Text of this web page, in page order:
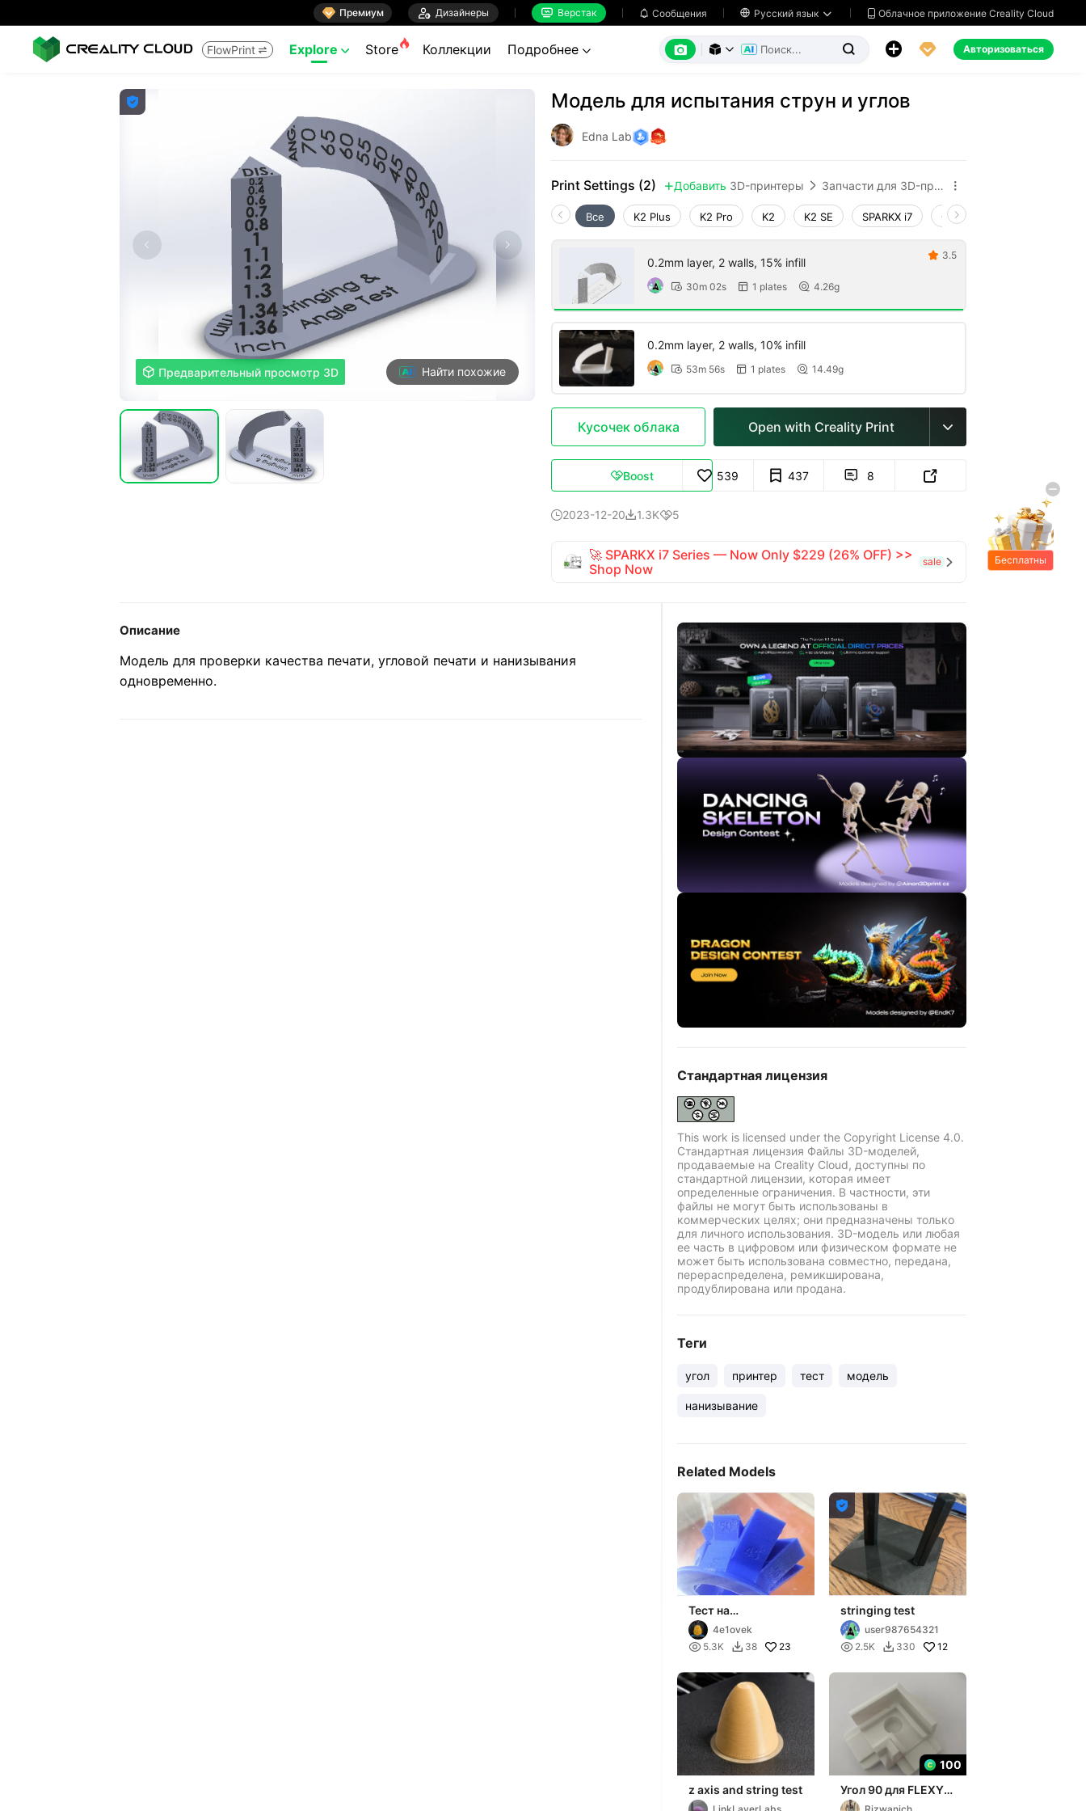
 Премиум  Дизайнеры  Верстак  Сообщения  Русский язык   Облачное приложение Creality Cloud
FlowPrint  Explore  Store Коллекции Подробнее        Авторизоваться

 Предварительный просмотр 3D Найти похожие
Модель для испытания струн и углов
Edna Lab
Print Settings (2)  Добавить 3D-принтеры  Запчасти для 3D-принтеров 
Все K2 Plus K2 Pro K2 K2 SE SPARKX i7 Creality Hi
0.2mm layer, 2 walls, 15% infill
 30m 02s  1 plates  4.26g
 3.5
0.2mm layer, 2 walls, 10% infill
 53m 56s  1 plates  14.49g
Кусочек облака Open with Creality Print 
Boost 539 437  8 
2023-12-201.3K5
🚀 SPARKX i7 Series — Now Only $229 (26% OFF) >>
Shop Now
sale 
Описание
Модель для проверки качества печати, угловой печати и нанизывания
одновременно.
Стандартная лицензия
This work is licensed under the Copyright License 4.0.
Стандартная лицензия Файлы 3D-моделей,
продаваемые на Creality Cloud, доступны по
стандартной лицензии, которая имеет
определенные ограничения. В частности, эти
файлы не могут быть использованы в
коммерческих целях; они предназначены только
для личного использования. 3D-модель или любая
ее часть в цифровом или физическом формате не
может быть использована совместно, передана,
перераспределена, ремикширована,
продублирована или продана.
Теги
угол принтер тест модель
нанизывание
Related Models
Тест на
максимальные углы
при печати без
поддержек
4e1ovek
 5.3K  38 23

stringing test
user987654321
 2.5K  330 12
z axis and string test
100
Угол 90 для FLEXY
Line
Бесплатны